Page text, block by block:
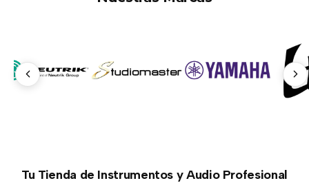
Tu Tienda de Instrumentos y Audio Profesional